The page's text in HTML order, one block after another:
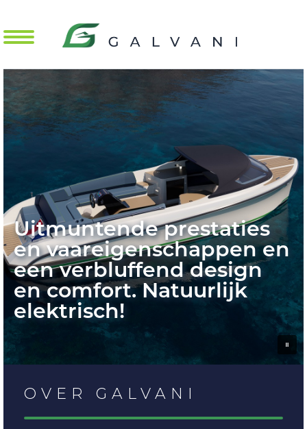
Mobile Menu Toggle
Uitmuntende prestaties
en vaareigenschappen en
een verbluffend design
en comfort. Natuurlijk
elektrisch!
OVER GALVANI